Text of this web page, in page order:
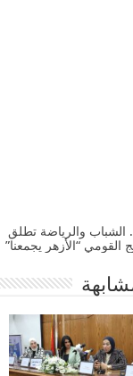
الشباب والرياضة تطلق
القومي “الأزهر يجمعنا”